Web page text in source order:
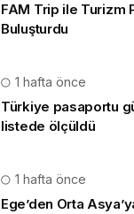
FAM Trip ile Turizm
Buluşturdu
1 hafta önce
Türkiye pasaportu
listede ölçüldü
1 hafta önce
Ege’den Orta